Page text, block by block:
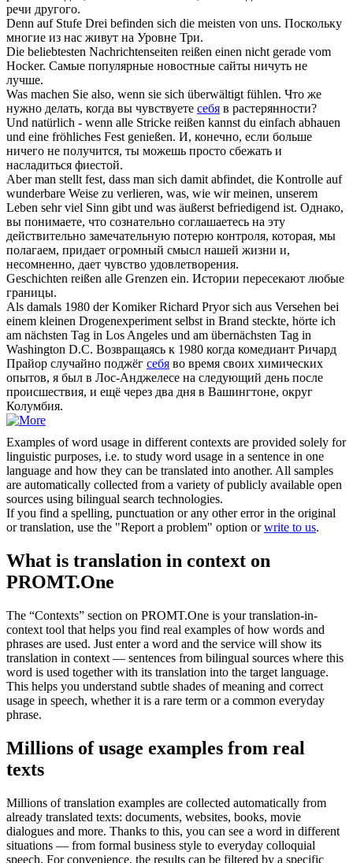
речи другого.
Denn auf Stufe Drei befinden sich die meisten von uns. Поскольку
многие из нас живут на Уровне Три.
Die beliebtesten Nachrichtenseiten reißen einen nicht gerade vom
Hocker. Самые популярные новостные сайты ничуть не
лучше.
Was machen Sie also, wenn sie sich überwältigt fühlen. Что же
нужно делать, когда вы чувствуете себя в растерянности?
Und natürlich - wenn alle Stricke reißen kannst du einfach abhauen
und eine fröhliches Fest genießen. И, конечно, если больше
ничего не получится, ты можешь просто сбежать и
насладиться фиестой.
Aber man stellt fest, dass man sich damit abfindet, die Kontrolle auf
wunderbare Weise zu verlieren, was, wie wir meinen, unserem
Leben sehr viel Sinn gibt und was äußerst befriedigend ist. Однако,
вы понимаете, что сознательно соглашаетесь на эту
действительно замечательную потерю контроля, которая, мы
полагаем, придает огромный смысл нашей жизни и,
несомненно, дает чувство удовлетворения.
Geschichten reißen alle Grenzen ein. Истории пересекают любые
границы.
Als damals 1980 der Komiker Richard Pryorsich aus Versehen bei
einem kleinen Drogenexperiment selbst in Brand steckte, hörte ich
am nächsten Tag in Los Angeles und am übernächsten Tag in
Washington D.C. Возвращаясь к 1980 когда комедиант Ричард
Прайор случайно поджёг себя во время своих химических
опытов, я был в Лос-Анджелесе на следующий день после
происшествия, и ещё через два дня в Вашингтоне, округ
Колумбия.
Examples of word usage in different contexts are provided solely for
linguistic purposes, i.e. to study word usage in a sentence in one
language and how they can be translated into another. All samples
are automatically collected from a variety of publicly available open
sources using bilingual search technologies.
If you find a spelling, punctuation or any other error in the original
or translation, use the "Report a problem" option orwrite to us.
What is translation in context on
PROMT.One
The “Contexts” section on PROMT.One is your translation-in-
context tool that helps you find real examples of how words and
phrases are used. Just enter a word and the service will show its
translation in context — sentences from bilingual sources where this
word is used together with its translation into the target language.
This helps you understand subtle shades of meaning and correct
usage in speech, whether it is a rare term or a common everyday
phrase.
Millions of usage examples from real
texts
Millions of translation examples are collected automatically from
already translated texts: documents, websites, books, movie
dialogues and more. Thanks to this, you can see a word in different
situations — from formal business style to everyday colloquial
speech. For convenience, the results can be filtered by a specific